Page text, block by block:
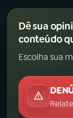
Dê sua
conteúdo
Escolha sua